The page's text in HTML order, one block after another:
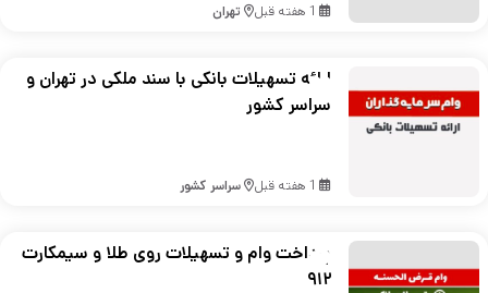
1 هفته قبل تهران
ارائه تسهیلات بانکی با سند ملکی در تهران و
سراسر کشور
1 هفته قبل سراسر کشور
پرداخت وام و تسهیلات روی طلا و سیمکارت
۹۱۲